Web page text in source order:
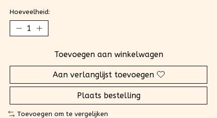
Hoeveelheid:
Toevoegen aan winkelwagen
Aan verlanglijst toevoegen
Plaats bestelling
Toevoegen om te vergelijken